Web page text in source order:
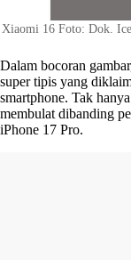
Xiaomi 16 Foto: Dok.
Dalam bocoran
super tipis yang
smartphone. Tak
membulat dibanding
iPhone 17 Pro.